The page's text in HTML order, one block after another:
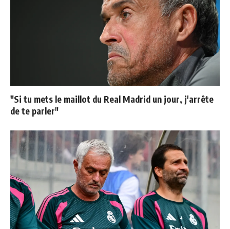
"Si tu mets le maillot du Real Madrid un jour, j'arrête
de te parler"